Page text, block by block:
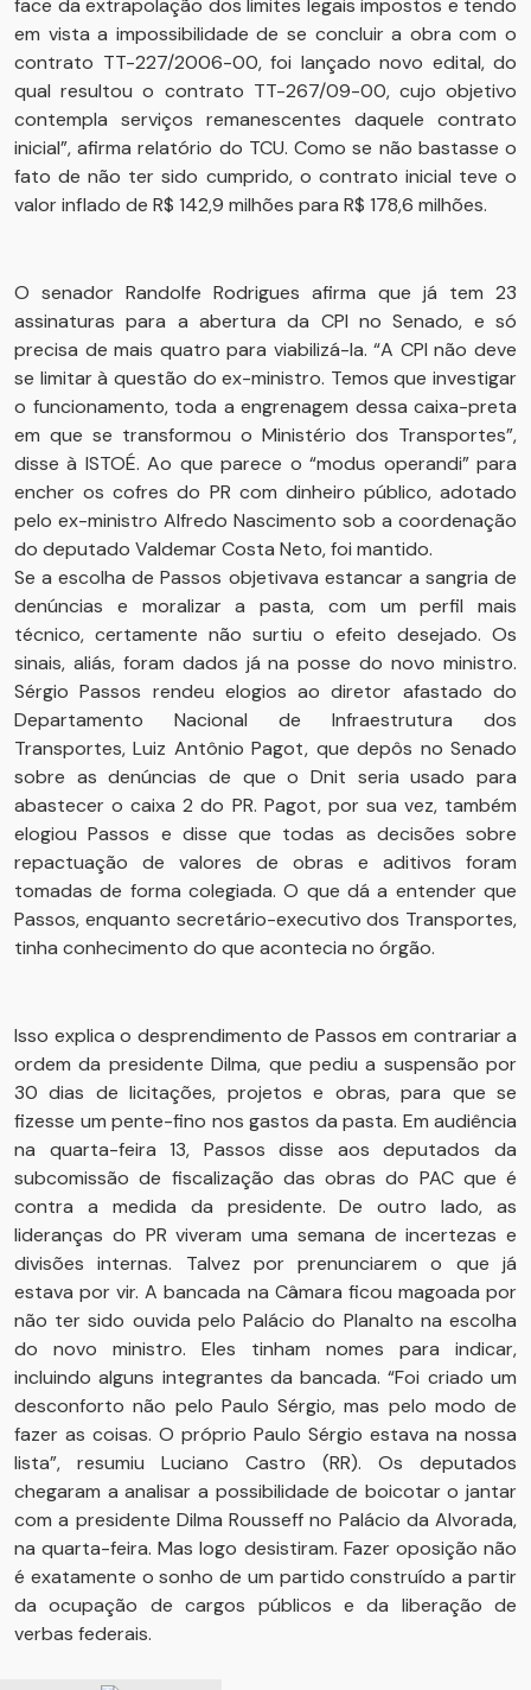
face da extrapolação dos limites legais impostos e tendo
em vista a impossibilidade de se concluir a obra com o
contrato TT-227/2006-00, foi lançado novo edital, do
qual resultou o contrato TT-267/09-00, cujo objetivo
contempla serviços remanescentes daquele contrato
inicial”, afirma relatório do TCU. Como se não bastasse o
fato de não ter sido cumprido, o contrato inicial teve o
valor inflado de R$ 142,9 milhões para R$ 178,6 milhões.
O senador Randolfe Rodrigues afirma que já tem 23
assinaturas para a abertura da CPI no Senado, e só
precisa de mais quatro para viabilizá-la. “A CPI não deve
se limitar à questão do ex-ministro. Temos que investigar
o funcionamento, toda a engrenagem dessa caixa-preta
em que se transformou o Ministério dos Transportes”,
disse à ISTOÉ. Ao que parece o “modus operandi” para
encher os cofres do PR com dinheiro público, adotado
pelo ex-ministro Alfredo Nascimento sob a coordenação
do deputado Valdemar Costa Neto, foi mantido.
Se a escolha de Passos objetivava estancar a sangria de
denúncias e moralizar a pasta, com um perfil mais
técnico, certamente não surtiu o efeito desejado. Os
sinais, aliás, foram dados já na posse do novo ministro.
Sérgio Passos rendeu elogios ao diretor afastado do
Departamento Nacional de Infraestrutura dos
Transportes, Luiz Antônio Pagot, que depôs no Senado
sobre as denúncias de que o Dnit seria usado para
abastecer o caixa 2 do PR. Pagot, por sua vez, também
elogiou Passos e disse que todas as decisões sobre
repactuação de valores de obras e aditivos foram
tomadas de forma colegiada. O que dá a entender que
Passos, enquanto secretário-executivo dos Transportes,
tinha conhecimento do que acontecia no órgão.
Isso explica o desprendimento de Passos em contrariar a
ordem da presidente Dilma, que pediu a suspensão por
30 dias de licitações, projetos e obras, para que se
fizesse um pente-fino nos gastos da pasta. Em audiência
na quarta-feira 13, Passos disse aos deputados da
subcomissão de fiscalização das obras do PAC que é
contra a medida da presidente. De outro lado, as
lideranças do PR viveram uma semana de incertezas e
divisões internas. Talvez por prenunciarem o que já
estava por vir. A bancada na Câmara ficou magoada por
não ter sido ouvida pelo Palácio do Planalto na escolha
do novo ministro. Eles tinham nomes para indicar,
incluindo alguns integrantes da bancada. “Foi criado um
desconforto não pelo Paulo Sérgio, mas pelo modo de
fazer as coisas. O próprio Paulo Sérgio estava na nossa
lista”, resumiu Luciano Castro (RR). Os deputados
chegaram a analisar a possibilidade de boicotar o jantar
com a presidente Dilma Rousseff no Palácio da Alvorada,
na quarta-feira. Mas logo desistiram. Fazer oposição não
é exatamente o sonho de um partido construído a partir
da ocupação de cargos públicos e da liberação de
verbas federais.